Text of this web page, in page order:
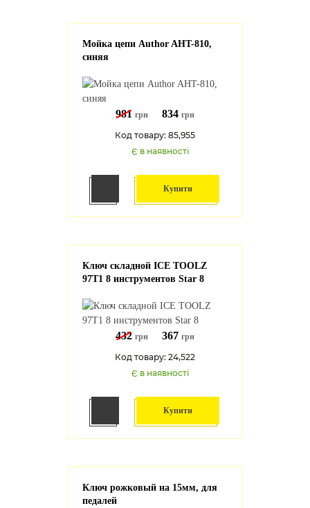
Мойка цепи Author AHT-810,
синяя
981 грн 834 грн
Код товару: 85,955
Є в наявності
Купити
Ключ складной ICE TOOLZ
97T1 8 инструментов Star 8
432 грн 367 грн
Код товару: 24,522
Є в наявності
Купити
Ключ рожковый на 15мм, для
педалей